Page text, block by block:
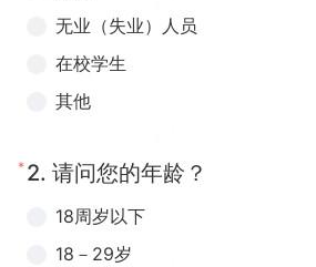
无业（失业）人员
在校学生
其他
* 2. 请问您的年龄？
18周岁以下
18－29岁